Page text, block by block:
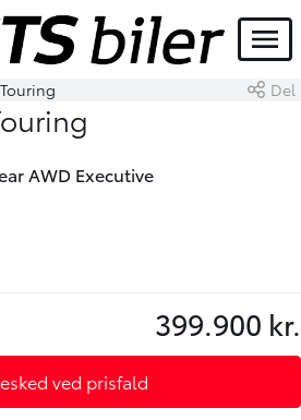
Menu
Del
AWD Executive
399.900 kr.
ved prisfald